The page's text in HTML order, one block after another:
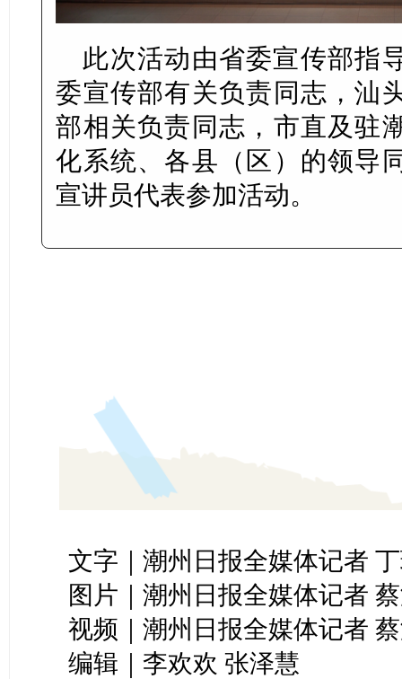
此次活动由省委宣传部指
委宣传部有关负责同志，汕
部相关负责同志，市直及驻
化系统、各县（区）的领导
宣讲员代表参加活动。
文字｜潮州日报全媒体记者
图片｜潮州日报全媒体记者
视频｜潮州日报全媒体记者
编辑｜李欢欢 张泽慧